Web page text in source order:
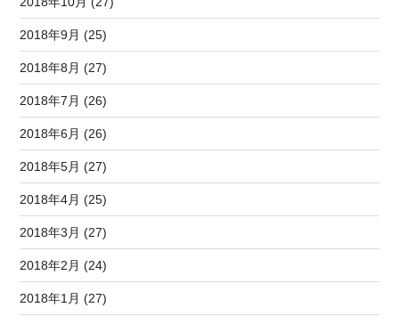
2018年9月 (25)
2018年8月 (27)
2018年7月 (26)
2018年6月 (26)
2018年5月 (27)
2018年4月 (25)
2018年3月 (27)
2018年2月 (24)
2018年1月 (27)